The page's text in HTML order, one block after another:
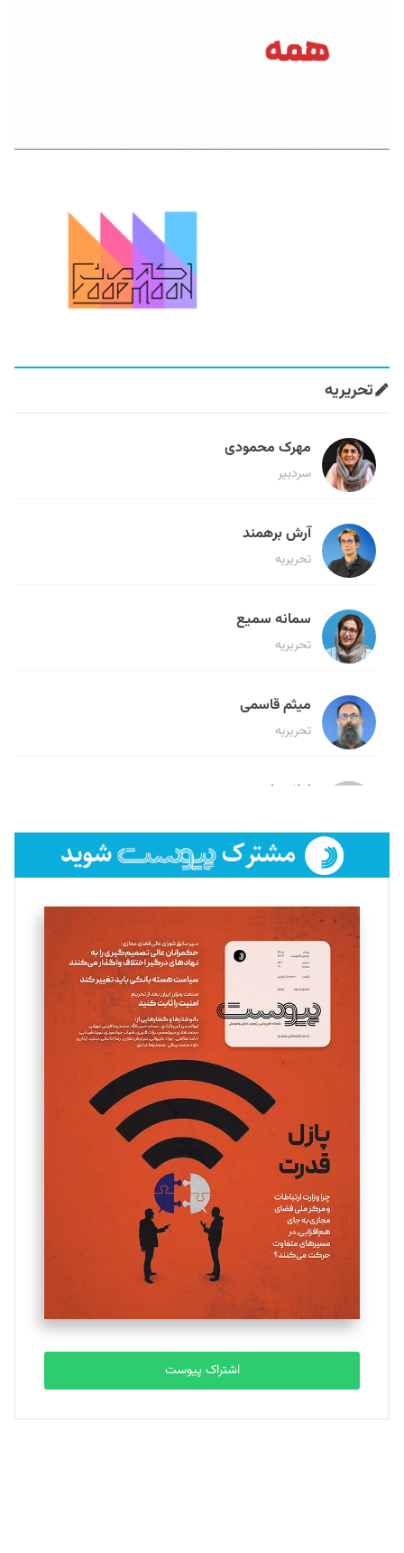
تحریریه
مهرک محمودی
سردبیر
آرش برهمند
تحریریه
سمانه سمیع
تحریریه
میثم قاسمی
تحریریه
لیلا حنارود
فائزه فتحی رستمی
تحریریه
سروش کرمیان
تحریریه
مینا پاکدل
یسنا امان‌پور
تحریریه
ملینا جعفری
تحریریه
مصطفی مسجدی آرانی
تحریریه
بابک نقاش
تحریریه
اشتراک پیوست